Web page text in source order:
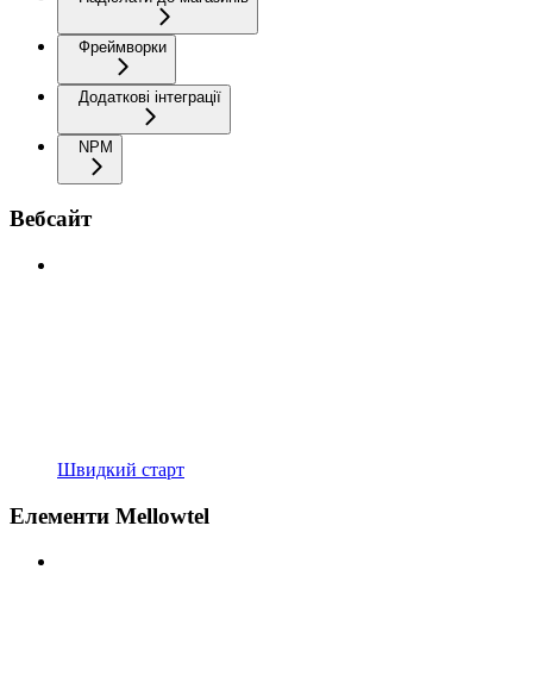
Фреймворки
Додаткові інтеграції
NPM
Вебсайт
Швидкий старт
Елементи Mellowtel